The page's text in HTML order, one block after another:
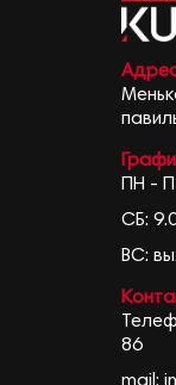
ПН -
СБ:
ВС:
86